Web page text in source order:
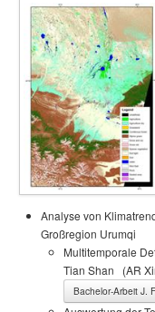
Analyse von
Großregion Urumqi
Multitemporale
Tian Shan (AR
Bachelor-Arbeit J.